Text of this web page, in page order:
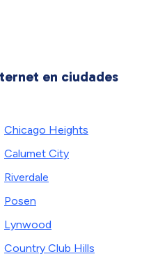
en ciudades
Chicago Heights
Calumet City
Riverdale
Posen
Lynwood
Country Club Hills